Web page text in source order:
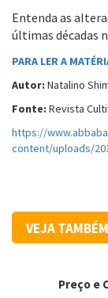
Entenda as
últimas décadas
PARA LER A
Autor: Natalino
Fonte: Revista
https://
content/uploads/
VEJA TAMBÉM
Preço e